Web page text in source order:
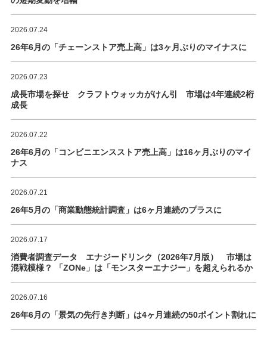
2026.07.24
26年6月の「チェーンストア売上高」は3ヶ月ぶりのマイナスに
2026.07.23
成長市場を探せ クラフトウォッカがけん引 市場は4年連続2桁
成長
2026.07.22
26年6月の「コンビニエンスストア売上高」は16ヶ月ぶりのマイ
ナス
2026.07.21
26年5月の「商業動態統計調査」は6ヶ月連続のプラスに
2026.07.17
消費者調査データ エナジードリンク（2026年7月版） 市場は
混戦模様？ 「ZONe」は「モンスターエナジー」を超えられるか
2026.07.16
26年6月の「景気の先行き判断」は4ヶ月連続の50ポイント割れに